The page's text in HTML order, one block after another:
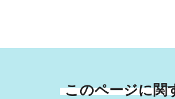
このページに関